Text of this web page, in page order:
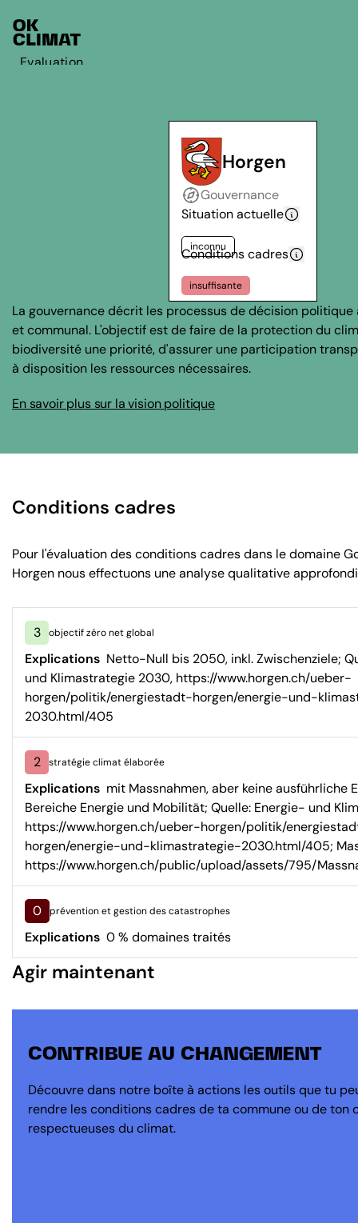
Evaluation
Horgen
Gouvernance
Situation actuelle
inconnu
Conditions cadres
insuffisante
La gouvernance décrit les processus de décision politique
et communal. L'objectif est de faire de la protection du
biodiversité une priorité, d'assurer une participation
à disposition les ressources nécessaires.
En savoir plus sur la vision politique
Conditions cadres
Pour l'évaluation des conditions cadres dans le domaine
Horgen nous effectuons une analyse qualitative
3 objectif zéro net global
Explications Netto-Null bis 2050, inkl. Zwischenziele;
und Klimastrategie 2030, https://www.horgen.ch/ueber-
horgen/politik/energiestadt-horgen/energie-und-
2030.html/405
2 stratégie climat élaborée
Explications mit Massnahmen, aber keine ausführliche
Bereiche Energie und Mobilität; Quelle: Energie- und
https://www.horgen.ch/ueber-horgen/politik/
horgen/energie-und-klimastrategie-2030.html/405;
https://www.horgen.ch/public/upload/assets/795/
0 prévention et gestion des catastrophes
Explications 0 % domaines traités
Agir maintenant
CONTRIBUE AU CHANGEMENT
Découvre dans notre boîte à actions les outils que tu
rendre les conditions cadres de ta commune ou de ton
respectueuses du climat.